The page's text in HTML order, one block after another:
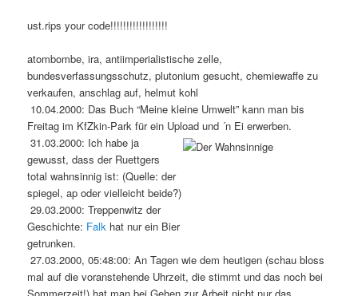
ust.rips your code!!!!!!!!!!!!!!!!!!
atombombe, ira, antiimperialistische zelle,
bundesverfassungsschutz, plutonium gesucht, chemiewaffe zu
verkaufen, anschlag auf, helmut kohl
10.04.2000: Das Buch “Meine kleine Umwelt” kann man bis
Freitag im KfZkin-Park für ein Upload und ´n Ei erwerben.
31.03.2000: Ich habe ja
gewusst, dass der Ruettgers
total wahnsinnig ist: (Quelle: der
spiegel, ap oder vielleicht beide?)
29.03.2000: Treppenwitz der
Geschichte: Falk hat nur ein Bier
getrunken.
27.03.2000, 05:48:00: An Tagen wie dem heutigen (schau bloss
mal auf die voranstehende Uhrzeit, die stimmt und das noch bei